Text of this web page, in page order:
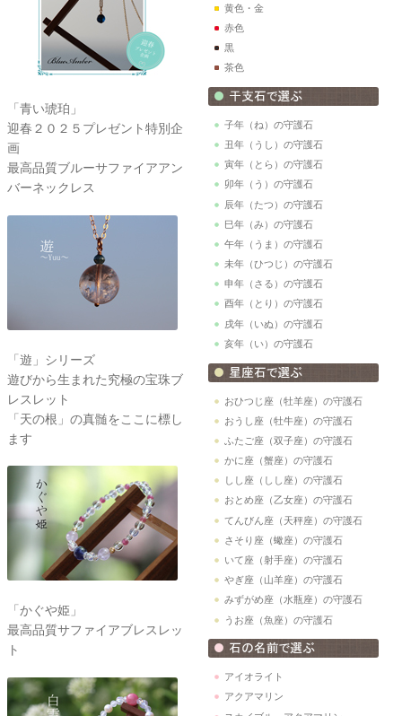
「青い琥珀」
迎春２０２５プレゼント特別企
画
最高品質ブルーサファイアアン
バーネックレス
「遊」シリーズ
遊びから生まれた究極の宝珠ブ
レスレット
「天の根」の真髄をここに標し
ます
「かぐや姫」
最高品質サファイアブレスレッ
ト
黄色・金
赤色
黒
茶色
子年（ね）の守護石
丑年（うし）の守護石
寅年（とら）の守護石
卯年（う）の守護石
辰年（たつ）の守護石
巳年（み）の守護石
午年（うま）の守護石
未年（ひつじ）の守護石
申年（さる）の守護石
酉年（とり）の守護石
戌年（いぬ）の守護石
亥年（い）の守護石
おひつじ座（牡羊座）の守護石
おうし座（牡牛座）の守護石
ふたご座（双子座）の守護石
かに座（蟹座）の守護石
しし座（しし座）の守護石
おとめ座（乙女座）の守護石
てんびん座（天秤座）の守護石
さそり座（蠍座）の守護石
いて座（射手座）の守護石
やぎ座（山羊座）の守護石
みずがめ座（水瓶座）の守護石
うお座（魚座）の守護石
アイオライト
アクアマリン